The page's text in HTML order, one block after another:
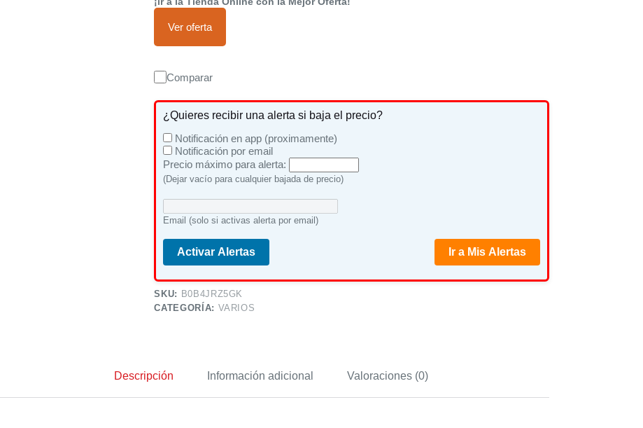
Ver oferta
Comparar
¿Quieres recibir una alerta si baja el precio?
Notificación en app (proximamente)
Notificación por email
Precio máximo para alerta:
(Dejar vacío para cualquier bajada de precio)
Email (solo si activas alerta por email)
Activar Alertas Ir a Mis Alertas
SKU: B0B4JRZ5GK
CATEGORÍA: VARIOS
Descripción Información adicional Valoraciones (0)